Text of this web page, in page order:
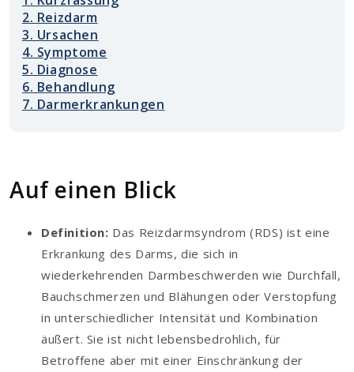
2. Reizdarm
3. Ursachen
4. Symptome
5. Diagnose
6. Behandlung
7. Darmerkrankungen
Auf einen Blick
Definition: Das Reizdarmsyndrom (RDS) ist eine
Erkrankung des Darms, die sich in
wiederkehrenden Darmbeschwerden wie Durchfall,
Bauchschmerzen und Blähungen oder Verstopfung
in unterschiedlicher Intensität und Kombination
äußert. Sie ist nicht lebensbedrohlich, für
Betroffene aber mit einer Einschränkung der